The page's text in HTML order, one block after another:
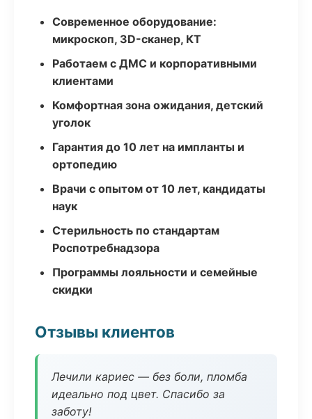
Современное оборудование:
микроскоп, 3D-сканер, КТ
Работаем с ДМС и корпоративными
клиентами
Комфортная зона ожидания, детский
уголок
Гарантия до 10 лет на импланты и
ортопедию
Врачи с опытом от 10 лет, кандидаты
наук
Стерильность по стандартам
Роспотребнадзора
Программы лояльности и семейные
скидки
Отзывы клиентов
Лечили кариес — без боли, пломба
идеально под цвет. Спасибо за
заботу!